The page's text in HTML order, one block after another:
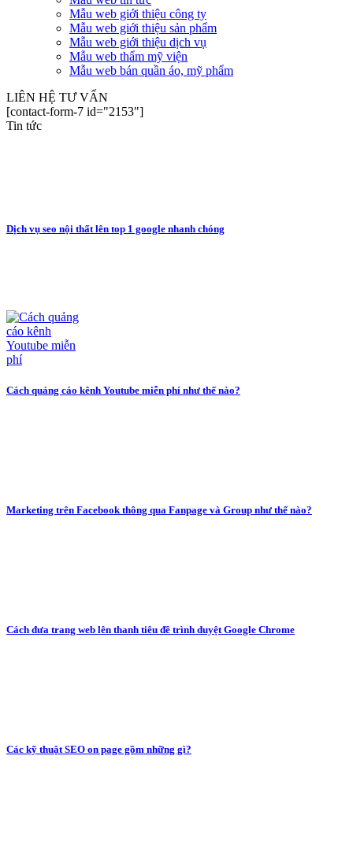
Mẫu web giới thiệu công ty
Mẫu web giới thiệu sản phẩm
Mẫu web giới thiệu dịch vụ
Mẫu web thẩm mỹ viện
Mẫu web bán quần áo, mỹ phẩm
LIÊN HỆ TƯ VẤN
[contact-form-7 id="2153"]
Tin tức
Dịch vụ seo nội thất lên top 1 google nhanh chóng
Cách quảng cáo kênh Youtube miễn phí như thế nào?
Marketing trên Facebook thông qua Fanpage và Group như thế nào?
Cách đưa trang web lên thanh tiêu đề trình duyệt Google Chrome
Các kỹ thuật SEO on page gồm những gì?